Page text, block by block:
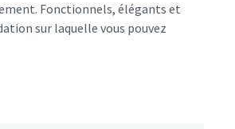
Fonctionnels, élégants et
sur laquelle vous pouvez